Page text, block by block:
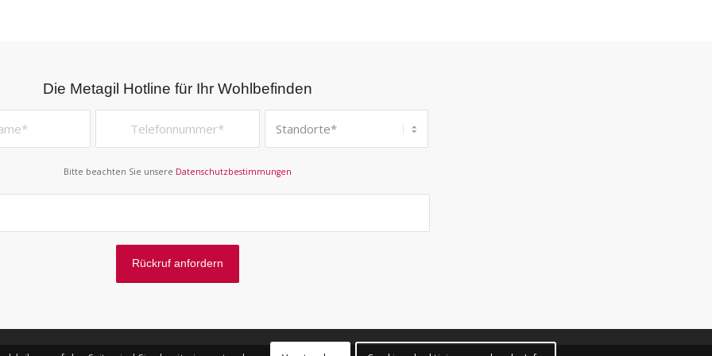
Die Metagil Hotline für Ihr Wohlbefinden
Bitte beachten Sie unsere Datenschutzbestimmungen